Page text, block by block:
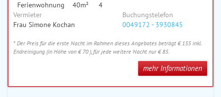
Ferienwohnung
40m²
4
Vermieter
Frau Simone Kochan
Buchungstelefon
0049172 - 3930845
* Der Preis für die erste Nacht im Rahmen dieses Angebotes beträgt € 155 inkl.
Endreinigung (in Höhe von € 70 ), für jede weitere Nacht nur € 85.
mehr Informationen